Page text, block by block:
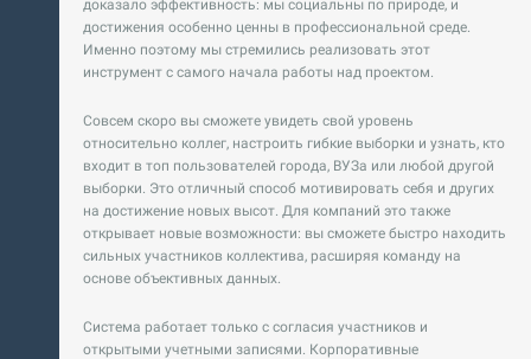
доказало эффективность: мы социальны по природе, и
достижения особенно ценны в профессиональной среде.
Именно поэтому мы стремились реализовать этот
инструмент с самого начала работы над проектом.
Совсем скоро вы сможете увидеть свой уровень
относительно коллег, настроить гибкие выборки и узнать, кто
входит в топ пользователей города, ВУЗа или любой другой
выборки. Это отличный способ мотивировать себя и других
на достижение новых высот. Для компаний это также
открывает новые возможности: вы сможете быстро находить
сильных участников коллектива, расширяя команду на
основе объективных данных.
Система работает только с согласия участников и
открытыми учетными записями. Корпоративные